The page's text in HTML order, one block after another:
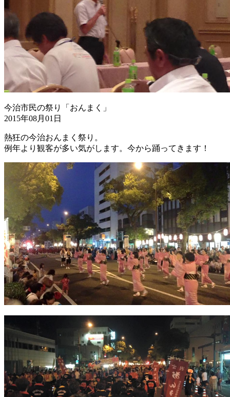
今治市民の祭り「おんまく」
2015年08月01日
熱狂の今治おんまく祭り。
例年より観客が多い気がします。今から踊ってきます！